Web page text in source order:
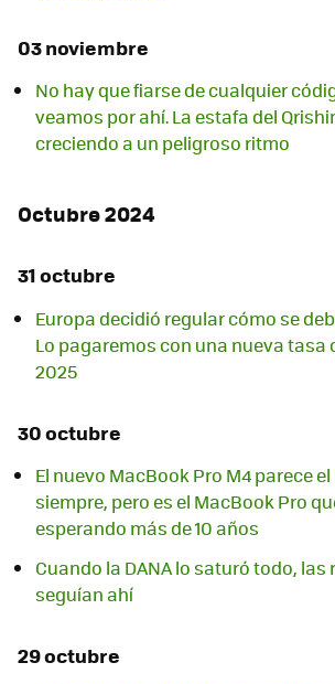
03 noviembre
No hay que fiarse de cualquier
veamos por ahí. La estafa del
creciendo a un peligroso ritmo
Octubre 2024
31 octubre
Europa decidió regular cómo se
Lo pagaremos con una nueva tasa
2025
30 octubre
El nuevo MacBook Pro M4 parece
siempre, pero es el MacBook Pro
esperando más de 10 años
Cuando la DANA lo saturó todo, las
seguían ahí
29 octubre